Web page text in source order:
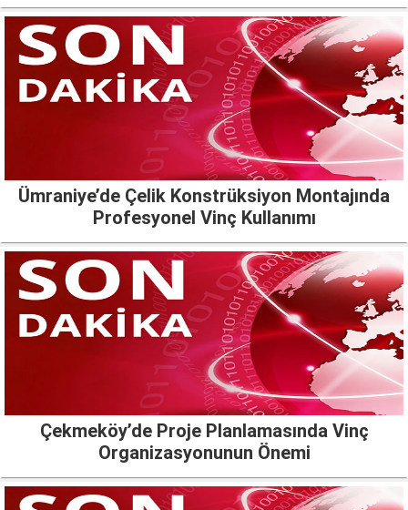
Ümraniye’de Çelik Konstrüksiyon Montajında
Profesyonel Vinç Kullanımı
Çekmeköy’de Proje Planlamasında Vinç
Organizasyonunun Önemi